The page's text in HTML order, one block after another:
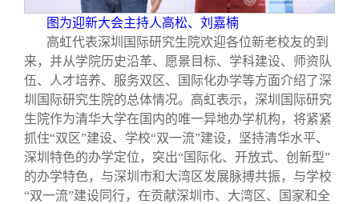
图为迎新大会主持人高松、刘嘉楠
高虹代表深圳国际研究生院欢迎各位新老校友的到
来，并从学院历史沿革、愿景目标、学科建设、师资队
伍、人才培养、服务双区、国际化办学等方面介绍了深
圳国际研究生院的总体情况。高虹表示，深圳国际研究
生院作为清华大学在国内的唯一异地办学机构，将紧紧
抓住“双区”建设、学校“双一流”建设，坚持清华水平、
深圳特色的办学定位，突出“国际化、开放式、创新型”
的办学特色，与深圳市和大湾区发展脉搏共振，与学校
“双一流”建设同行，在贡献深圳市、大湾区、国家和全